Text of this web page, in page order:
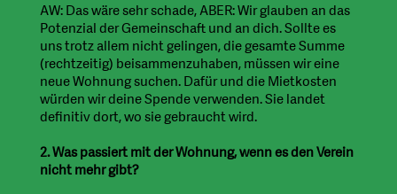
AW: Das wäre sehr schade, ABER: Wir glauben an das
Potenzial der Gemeinschaft und an dich. Sollte es
uns trotz allem nicht gelingen, die gesamte Summe
(rechtzeitig) beisammenzuhaben, müssen wir eine
neue Wohnung suchen. Dafür und die Mietkosten
würden wir deine Spende verwenden. Sie landet
definitiv dort, wo sie gebraucht wird.
2. Was passiert mit der Wohnung, wenn es den Verein
nicht mehr gibt?